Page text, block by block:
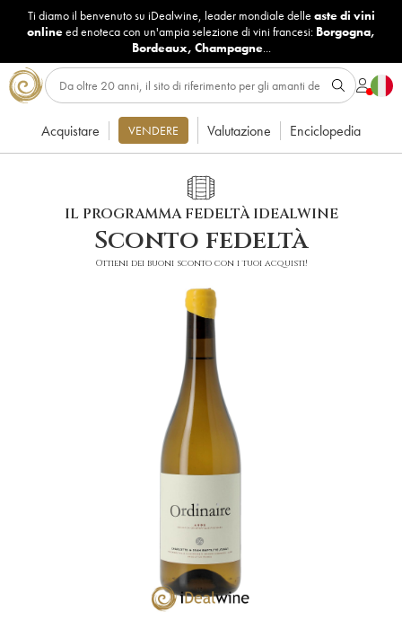
Ti diamo il benvenuto su iDealwine, leader mondiale delle aste di vini
onlineed enoteca con un'ampia selezione di vini francesi: Borgogna,
Bordeaux, Champagne...
Acquistare VENDERE Valutazione Enciclopedia
IL PROGRAMMA FEDELTÀ IDEALWINE
Sconto fedeltà
Ottieni dei buoni sconto con i tuoi acquisti!